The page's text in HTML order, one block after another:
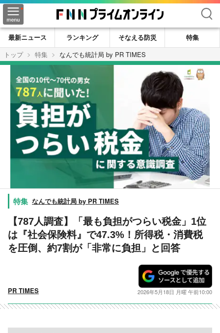
検索
最新ニュース ランキング そなえる防災
特集
トップ
特集 なんでも統計局 by PR TIMES
なんでも統計局 by PR TIMES
【787人調査】「最も負担がつらい税金」1位
は『社会保険料』で47.3%！所得税・消費税
を圧倒、約7割が「非常に負担」と回答
PR TIMES 2026年5月18日 月曜 午前10:00